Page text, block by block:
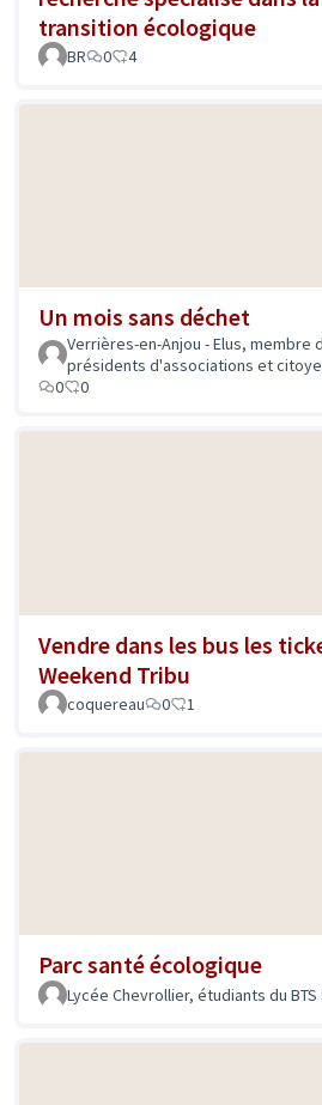
transition écologique
BR 0 4
Un mois sans déchet
Verrières-en-Anjou - Elus, membre
présidents d'associations et
0
0
Vendre dans les bus les
Weekend Tribu
coquereau 0 1
Parc santé écologique
Lycée Chevrollier, étudiants du BTS